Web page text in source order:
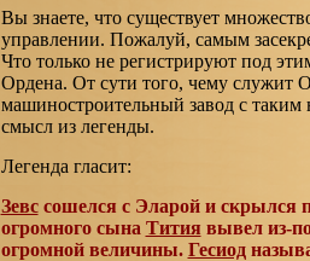
Вы знаете, что существует
управлении. Пожалуй, самым
Что только не регистрируют под
Ордена. От сути того, чему служит
машиностроительный завод с таким
смысл из легенды.
Легенда гласит:
Зевс сошелся с Эларой и скрылся
огромного сына Тития вывел из-
огромной величины. Гесиод